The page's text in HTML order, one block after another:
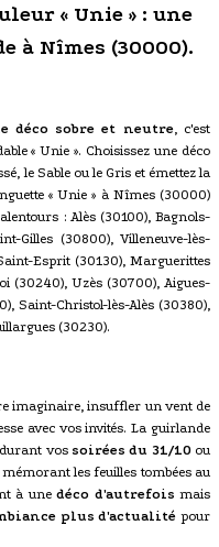
« Unie » : une
à Nîmes (30000).
déco sobre et neutre, c'est
« Unie ». Choisissez une déco
le Sable ou le Gris et émettez la
« Unie » à Nîmes (30000)
: Alès (30100), Bagnols-
Gilles (30800), Villeneuve-lès-
Esprit (30130), Marguerittes
(30240), Uzès (30700), Aigues-
Saint-Christol-lès-Alès (30380),
(30230).
imaginaire, insuffler un vent de
avec vos invités. La guirlande
durant vos soirées du 31/10ou
mémorant les feuilles tombées au
à unedéco d'autrefois mais
plus d'actualité pour